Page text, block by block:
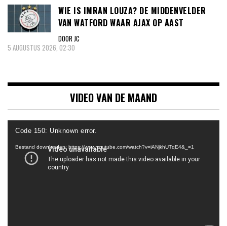
WIE IS IMRAN LOUZA? DE MIDDENVELDER
VAN WATFORD WAAR AJAX OP AAST
DOOR JC
5 AUGUSTUS 2026, 02:30
VIDEO VAN DE MAAND
Videospeler
Code 150: Unknown error.
Bestand downloaden: https://www.youtube.com/watch?v=iANjkhUTqE4&_=1